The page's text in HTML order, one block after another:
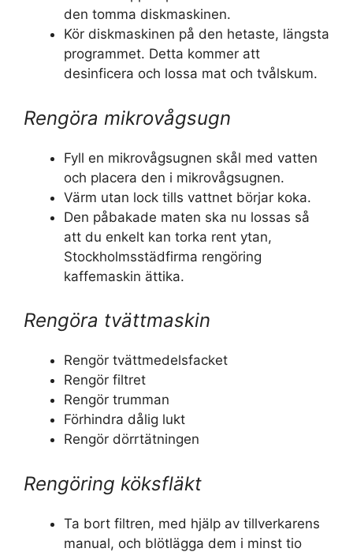
den tomma diskmaskinen.
Kör diskmaskinen på den hetaste, längsta
programmet. Detta kommer att
desinficera och lossa mat och tvålskum.
Rengöra mikrovågsugn
Fyll en mikrovågsugnen skål med vatten
och placera den i mikrovågsugnen.
Värm utan lock tills vattnet börjar koka.
Den påbakade maten ska nu lossas så
att du enkelt kan torka rent ytan,
Stockholmsstädfirma rengöring
kaffemaskin ättika.
Rengöra tvättmaskin
Rengör tvättmedelsfacket
Rengör filtret
Rengör trumman
Förhindra dålig lukt
Rengör dörrtätningen
Rengöring köksfläkt
Ta bort filtren, med hjälp av tillverkarens
manual, och blötlägga dem i minst tio